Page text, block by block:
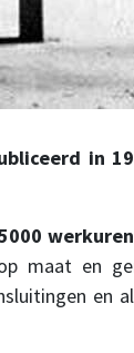
in
maat en
en